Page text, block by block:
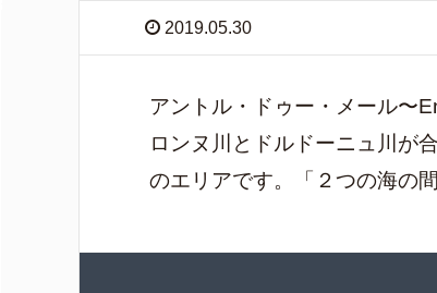
2019.05.30
アントル・ドゥー・メール〜
ロンヌ川とドルドーニュ川が
のエリアです。「２つの海の